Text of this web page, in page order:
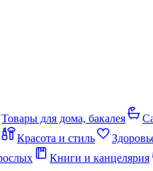
Товары для дома, бакалея
Красота и стиль
Книги и канцелярия